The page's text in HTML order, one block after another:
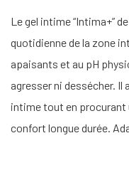
Le gel intime “Intima+”
quotidienne de la zone
apaisants et au pH
agresser ni dessécher. Il
intime tout en procurant
confort longue durée.